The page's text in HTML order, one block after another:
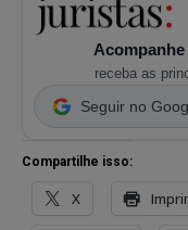
receba as
Seguir no
Compartilhe isso:
X